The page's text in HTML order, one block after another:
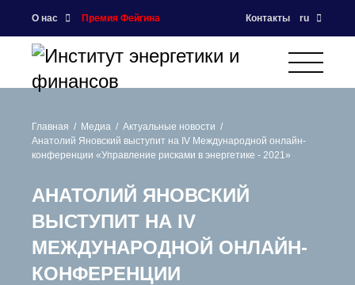
О нас Премия Фейгина Контакты ru
Главная Медиа
Актуальные новости
Анатолий Яновский выступит на IV Международной онлайн-
конференции «Управление рисками в энергетике - 2021»
АНАТОЛИЙ ЯНОВСКИЙ
ВЫСТУПИТ НА IV
МЕЖДУНАРОДНОЙ ОНЛАЙН-
КОНФЕРЕНЦИИ